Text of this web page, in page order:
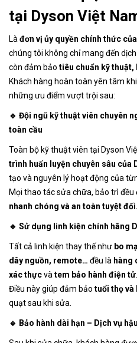
tại Dyson Việt
Làđơn vị ủy quyền chính thức
chúng tôi không chỉ mang đến
còn đảm bảo tiêu chuẩn kỹ
Khách hàng hoàn toàn yên tâm
những ưu điểm vượt trội sau:
🔹 Đội ngũ kỹ thuật viên chuyên
toàn cầu
Toàn bộ kỹ thuật viên tại Dyson
trình huấn luyện chuyên sâu của
tạo và nguyên lý hoạt động của
Mọi thao tác sửa chữa, bảo trì đều
nhanh chóng và an toàn tuyệt đối.
🔹 Sử dụng linh kiện chính hãng
Tất cả linh kiện thay thế như bo
dây nguồn, remote… đều là hàng
xác thựcvàtem bảo hành điện tử.
Điều này giúp đảm bảo tuổi thọ và
quạt sau khi sửa.
🔹 Bảo hành dài hạn – Dịch vụ